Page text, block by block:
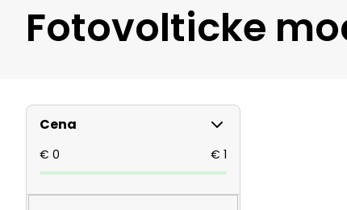
Fotovolticke
P
o
Cena
€ 0 € 1